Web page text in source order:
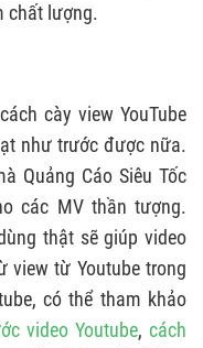
chất lượng.
cày view YouTube
như trước được nữa.
Quảng Cáo Siêu Tốc
các MV thần tượng.
thật sẽ giúp video
view từ Youtube trong
có thể tham khảo
video Youtube,cách